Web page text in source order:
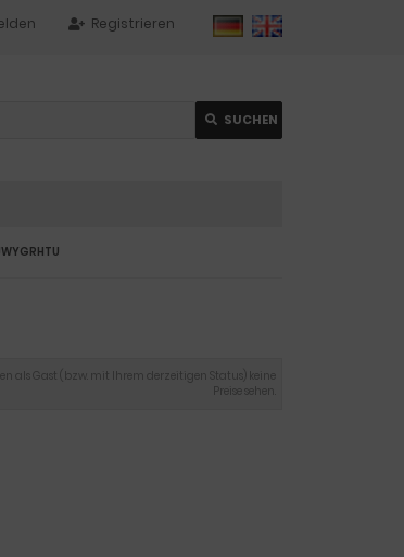
Registrieren
SUCHEN
als Gast (bzw. mit Ihrem derzeitigen Status) keine
Preise sehen.